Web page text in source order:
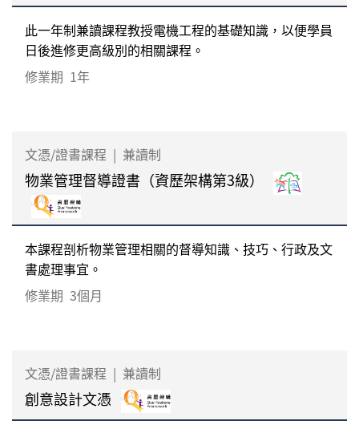
此一年制兼讀課程教授電機工程的基礎知識，以便學員
日後進修更高級別的相關課程。
修業期 1年
文憑/證書課程 | 兼讀制
物業管理督導證書（資歷架構第3級）
本課程剖析物業管理相關的督導知識、技巧、行政及文
書處理事宜。
修業期 3個月
文憑/證書課程 | 兼讀制
創意設計文憑